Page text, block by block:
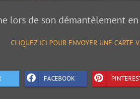
lors de son démantèlement
CLIQUEZ ICI POUR ENVOYER UNE CARTE
FACEBOOK